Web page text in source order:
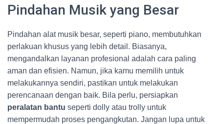
Pindahan Musik yang Besar
Pindahan alat musik besar, seperti piano, membutuhkan
perlakuan khusus yang lebih detail. Biasanya,
mengandalkan layanan profesional adalah cara paling
aman dan efisien. Namun, jika kamu memilih untuk
melakukannya sendiri, pastikan untuk melakukan
perencanaan dengan baik. Bila perlu, persiapkan
peralatan bantu seperti dolly atau trolly untuk
mempermudah proses pengangkutan. Jangan lupa untuk